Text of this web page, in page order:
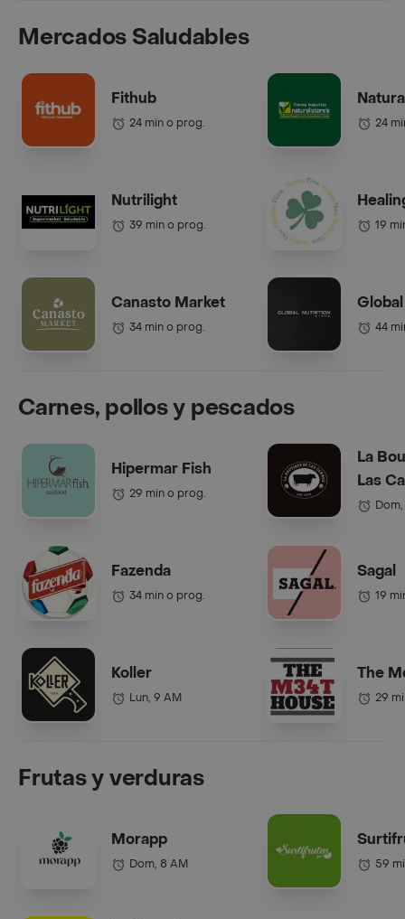
Mercados Saludables
Fithub
24 min o prog.
Nutrilight
39 min o prog.
Canasto Market
34 min o prog.
24
19
44
Carnes, pollos y pescados
Hipermar Fish
29 min o prog.
Fazenda
34 min o prog.
Koller
Lun, 9 AM
La
Las
Sagal
19
The
29
Frutas y verduras
Morapp
Dom, 8 AM 59